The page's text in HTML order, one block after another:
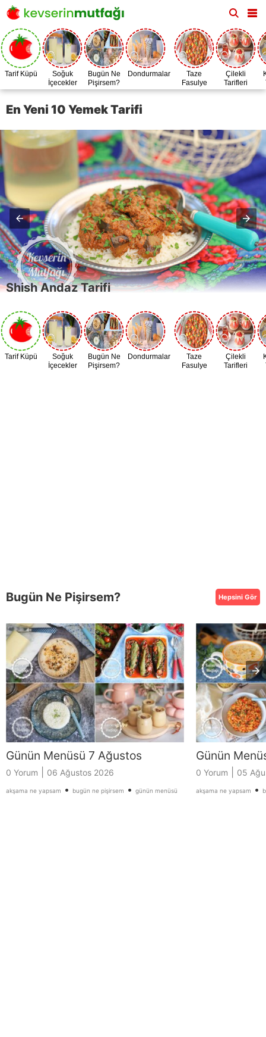
Tarif Küpü
Soğuk
İçecekler
Bugün Ne
Pişirsem?
Dondurmalar
Taze
Fasulye
Zamanı
Çilekli
Tarifleri
En Yeni 10 Yemek Tarifi
Shish Andaz Tarifi
Tarif Küpü
Soğuk
İçecekler
Bugün Ne
Pişirsem?
Dondurmalar
Taze
Fasulye
Çilekli
Tarifleri
Bugün Ne Pişirsem? Hepsini Gör
Günün Menüsü 7 Ağustos
0 Yorum 06 Ağustos 2026
akşama ne yapsam • bugün ne pişirsem • günün menüsü
Günün
0 Yorum 05
akşama ne yapsam •